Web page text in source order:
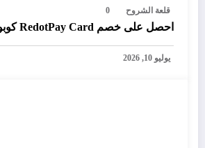
قلعة الشروح 0
احصل على خصم RedotPay Card كوبونات حصرية
يوليو 10, 2026